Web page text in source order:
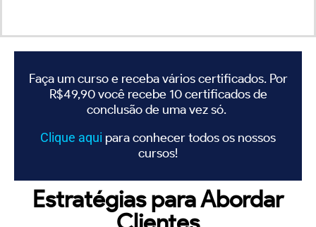
Faça um curso e receba vários certificados. Por
R$49,90 você recebe 10 certificados de
conclusão de uma vez só.
Clique aqui para conhecer todos os nossos
cursos!
Estratégias para Abordar